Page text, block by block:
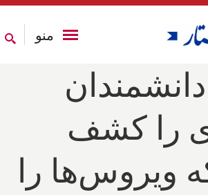
منو
را کشف
ویروس‌ها را